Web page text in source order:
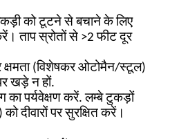
को टूटने से बचाने के लिए
ताप स्रोतों से >2 फीट दूर
क्षमता (विशेषकर ओटोमैन/स्टूल)
खड़े न हों.
का पर्यवेक्षण करें. लम्बे टुकड़ों
दीवारों पर सुरक्षित करें।